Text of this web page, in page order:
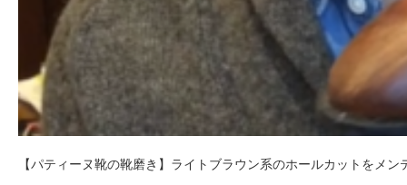
【パティーヌ靴の靴磨き】ライトブラウン系のホールカットをメン